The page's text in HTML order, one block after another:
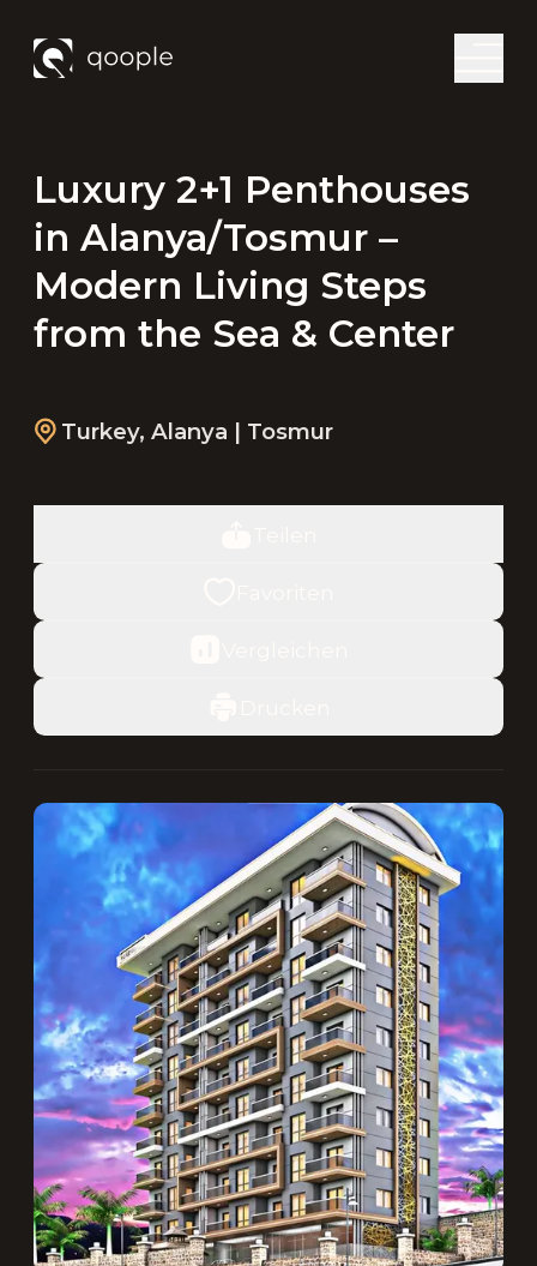
Luxury 2+1 Penthouses
in Alanya/Tosmur –
Modern Living Steps
from the Sea & Center
Turkey, Alanya | Tosmur